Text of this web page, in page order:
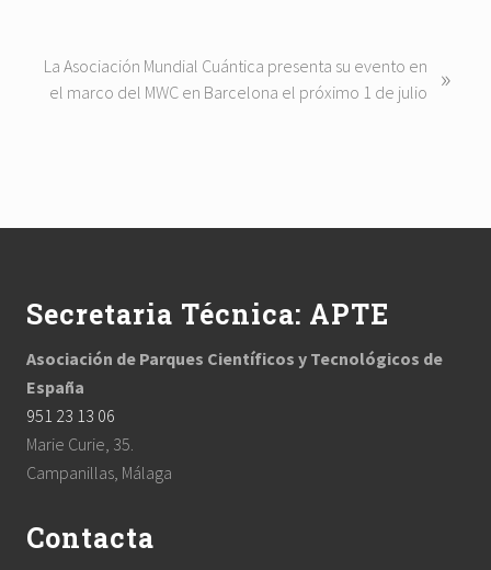
i
o
s
N
e
s
La Asociación Mundial Cuántica presenta su evento en
el marco del MWC en Barcelona el próximo 1 de julio
»
Secretaria Técnica: APTE
Asociación de Parques Científicos y Tecnológicos de
España
951 23 13 06
Marie Curie, 35.
Campanillas, Málaga
Contacta